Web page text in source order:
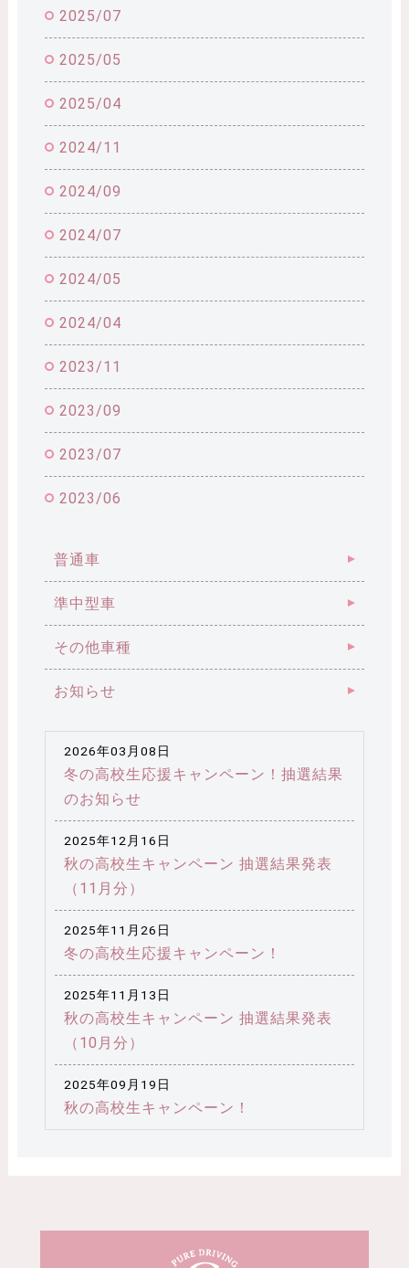
2025/07
2025/05
2025/04
2024/11
2024/09
2024/07
2024/05
2024/04
2023/11
2023/09
2023/07
2023/06
普通車
準中型車
その他車種
お知らせ
2026年03月08日
冬の高校生応援キャンペーン！抽選結果
のお知らせ
2025年12月16日
秋の高校生キャンペーン 抽選結果発表
（11月分）
2025年11月26日
冬の高校生応援キャンペーン！
2025年11月13日
秋の高校生キャンペーン 抽選結果発表
（10月分）
2025年09月19日
秋の高校生キャンペーン！